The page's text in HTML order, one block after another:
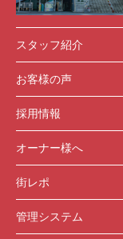
スタッフ紹介
お客様の声
採用情報
オーナー様へ
街レポ
管理システム